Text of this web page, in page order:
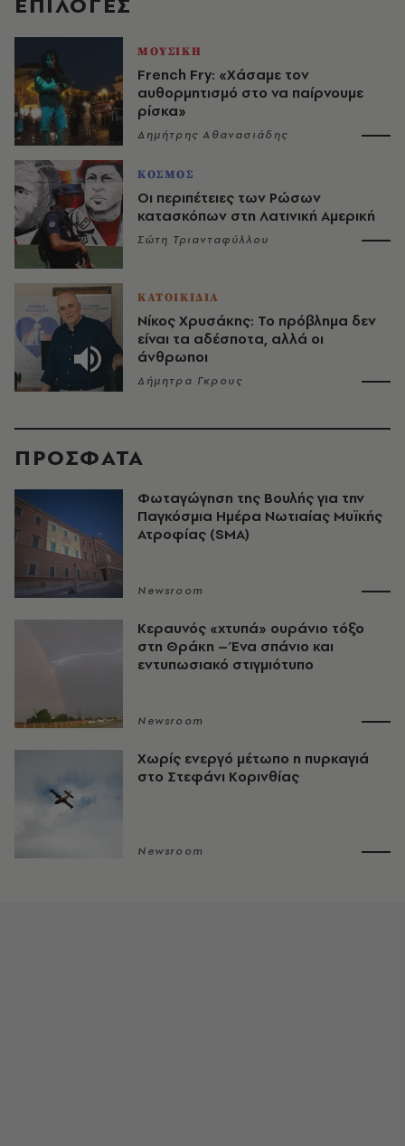
ΜΟΥΣΙΚΗ
French Fry: «Χάσαμε τον
αυθορμητισμό στο να παίρνουμε
ρίσκα»
Δημήτρης Αθανασιάδης
ΚΟΣΜΟΣ
Οι περιπέτειες των Ρώσων
κατασκόπων στη Λατινική Αμερική
Σώτη Τριανταφύλλου
ΚΑΤΟΙΚΙΔΙΑ
Νίκος Χρυσάκης: Το πρόβλημα δεν
είναι τα αδέσποτα, αλλά οι
άνθρωποι
Δήμητρα Γκρους
ΠΡΟΣΦΑΤΑ
Φωταγώγηση της Βουλής για την
Παγκόσμια Ημέρα Νωτιαίας Μυϊκής
Ατροφίας (SMA)
Newsroom
Κεραυνός «χτυπά» ουράνιο τόξο
στη Θράκη – Ένα σπάνιο και
εντυπωσιακό στιγμιότυπο
Newsroom
Χωρίς ενεργό μέτωπο η πυρκαγιά
στο Στεφάνι Κορινθίας
Newsroom